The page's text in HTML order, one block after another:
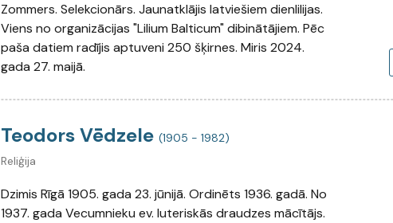
Zommers. Selekcionārs. Jaunatklājis latviešiem dienlilijas.
Viens no organizācijas "Lilium Balticum" dibinātājiem. Pēc
paša datiem radījis aptuveni 250 šķirnes. Miris 2024.
gada 27. maijā.
Teodors Vēdzele (1905 - 1982)
Reliģija
Dzimis Rīgā 1905. gada 23. jūnijā. Ordinēts 1936. gadā. No
1937. gada Vecumnieku ev. luteriskās draudzes mācītājs.